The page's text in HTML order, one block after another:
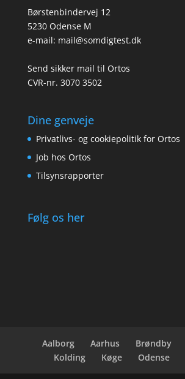
Børstenbindervej 12
5230 Odense M
e-mail: mail@somdigtest.dk
Send sikker mail til Ortos
CVR-nr. 3070 3502
Dine genveje
Privatlivs- og cookiepolitik for Ortos
Job hos Ortos
Tilsynsrapporter
Følg os her
Aalborg Aarhus Brøndby
Kolding
Køge Odense